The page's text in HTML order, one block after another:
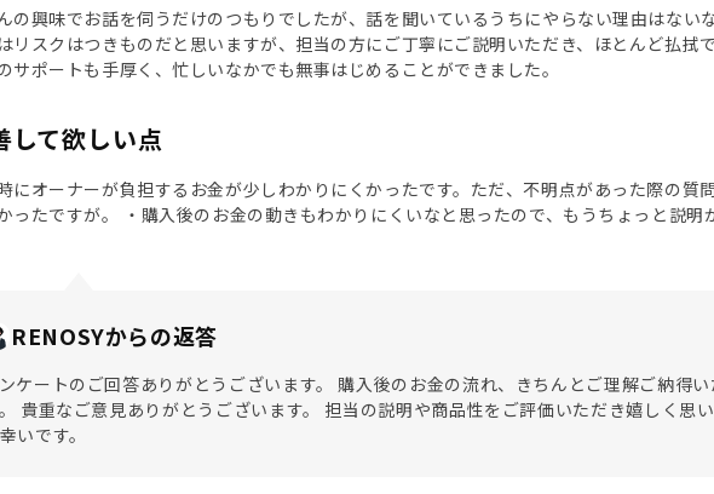
の興味でお話を伺うだけのつもりでしたが、話を聞いているうちにやらない理由はない
リスクはつきものだと思いますが、担当の方にご丁寧にご説明いただき、ほとんど払拭
サポートも手厚く、忙しいなかでも無事はじめることができました。
して欲しい点
にオーナーが負担するお金が少しわかりにくかったです。ただ、不明点があった際の質
ったですが。 ・購入後のお金の動きもわかりにくいなと思ったので、もうちょっと説明
RENOSYからの返答
ケートのご回答ありがとうございます。 購入後のお金の流れ、きちんとご理解ご納得
貴重なご意見ありがとうございます。 担当の説明や商品性をご評価いただき嬉しく思
いです。